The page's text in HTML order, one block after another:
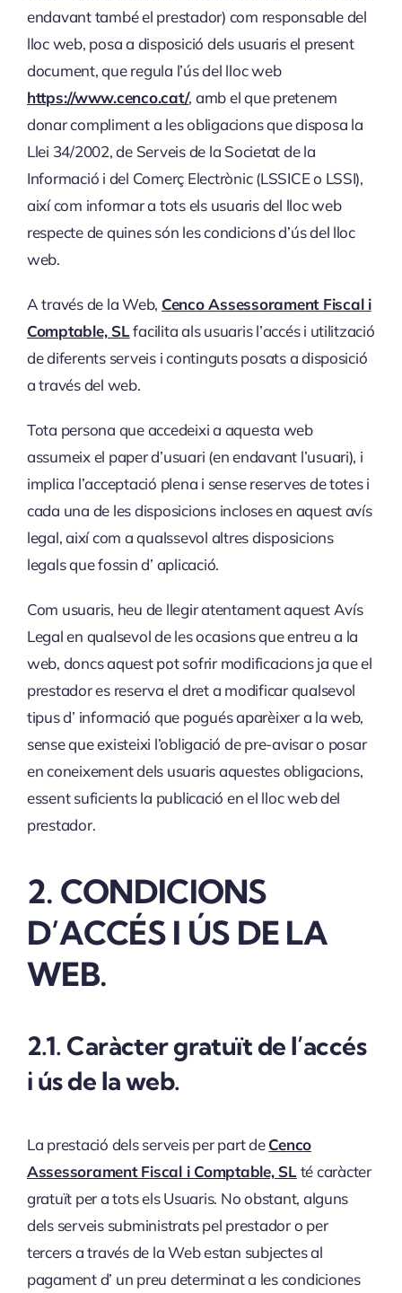
endavant també el prestador) com responsable del
lloc web, posa a disposició dels usuaris el present
document, que regula l’ús del lloc web
https://www.cenco.cat/, amb el que pretenem
donar compliment a les obligacions que disposa la
Llei 34/2002, de Serveis de la Societat de la
Informació i del Comerç Electrònic (LSSICE o LSSI),
així com informar a tots els usuaris del lloc web
respecte de quines són les condicions d’ús del lloc
web.
A través de la Web, Cenco Assessorament Fiscal i
Comptable, SLfacilita als usuaris l’accés i utilització
de diferents serveis i continguts posats a disposició
a través del web.
Tota persona que accedeixi a aquesta web
assumeix el paper d’usuari (en endavant l’usuari), i
implica l’acceptació plena i sense reserves de totes i
cada una de les disposicions incloses en aquest avís
legal, així com a qualssevol altres disposicions
legals que fossin d’ aplicació.
Com usuaris, heu de llegir atentament aquest Avís
Legal en qualsevol de les ocasions que entreu a la
web, doncs aquest pot sofrir modificacions ja que el
prestador es reserva el dret a modificar qualsevol
tipus d’ informació que pogués aparèixer a la web,
sense que existeixi l’obligació de pre-avisar o posar
en coneixement dels usuaris aquestes obligacions,
essent suficients la publicació en el lloc web del
prestador.
2. CONDICIONS
D’ACCÉS I ÚS DE LA
WEB.
2.1. Caràcter gratuït de l’accés
i ús de la web.
La prestació dels serveis per part deCenco
Assessorament Fiscal i Comptable, SLté caràcter
gratuït per a tots els Usuaris. No obstant, alguns
dels serveis subministrats pel prestador o per
tercers a través de la Web estan subjectes al
pagament d’ un preu determinat a les condiciones